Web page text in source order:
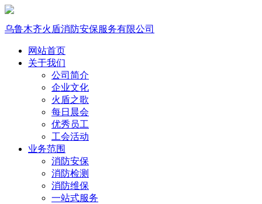
乌鲁木齐火盾消防安保服务有限公司
网站首页
关于我们
公司简介
企业文化
火盾之歌
每日晨会
优秀员工
工会活动
业务范围
消防安保
消防检测
消防维保
一站式服务